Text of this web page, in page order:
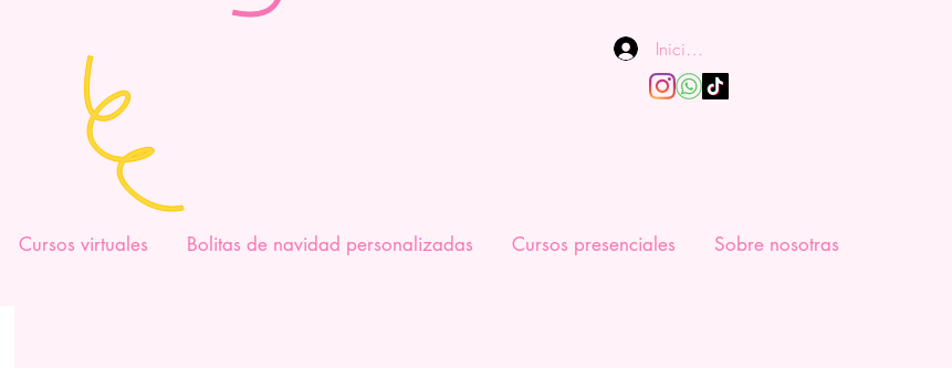
Iniciar sesión
Cursos virtuales Bolitas de navidad personalizadas Cursos presenciales Sobre nosotras